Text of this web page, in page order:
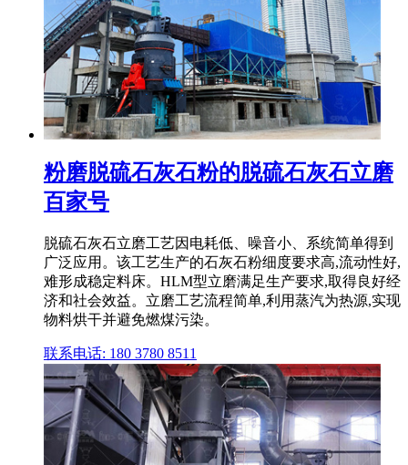
粉磨脱硫石灰石粉的脱硫石灰石立磨
百家号
脱硫石灰石立磨工艺因电耗低、噪音小、系统简单得到
广泛应用。该工艺生产的石灰石粉细度要求高,流动性好,
难形成稳定料床。HLM型立磨满足生产要求,取得良好经
济和社会效益。立磨工艺流程简单,利用蒸汽为热源,实现
物料烘干并避免燃煤污染。
联系电话: 180 3780 8511